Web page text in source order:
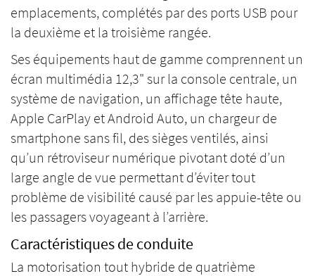
emplacements, complétés par des ports USB pour
la deuxième et la troisième rangée.
Ses équipements haut de gamme comprennent un
écran multimédia 12,3" sur la console centrale, un
système de navigation, un affichage tête haute,
Apple CarPlay et Android Auto, un chargeur de
smartphone sans fil, des sièges ventilés, ainsi
qu’un rétroviseur numérique pivotant doté d’un
large angle de vue permettant d’éviter tout
problème de visibilité causé par les appuie-tête ou
les passagers voyageant à l’arrière.
Caractéristiques de conduite
La motorisation tout hybride de quatrième